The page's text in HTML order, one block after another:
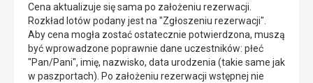
Cena aktualizuje się sama po założeniu rezerwacji.
Rozkład lotów podany jest na "Zgłoszeniu rezerwacji".
Aby cena mogła zostać ostatecznie potwierdzona, muszą
być wprowadzone poprawnie dane uczestników: płeć
"Pan/Pani", imię, nazwisko, data urodzenia (takie same jak
w paszportach). Po założeniu rezerwacji wstępnej nie